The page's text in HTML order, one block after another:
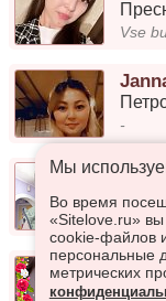
Vse
-
Нина
Анна
Мы
Во время
«Sitelove.ru» вы
cookie-файлов
персональные
метрических